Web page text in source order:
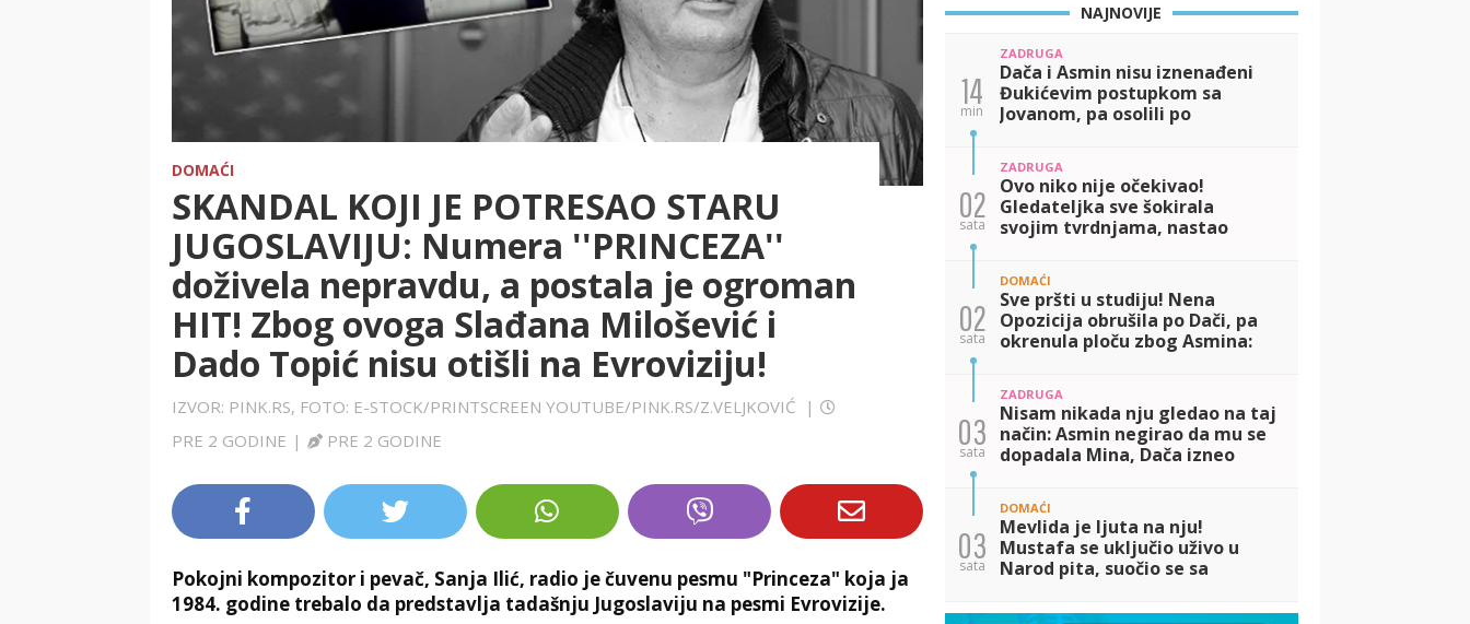
DOMAĆI
SKANDAL KOJI JE POTRESAO STARU
JUGOSLAVIJU: Numera ''PRINCEZA''
doživela nepravdu, a postala je ogroman
HIT! Zbog ovoga Slađana Milošević i
Dado Topić nisu otišli na Evroviziju!
IZVOR: PINK.RS, FOTO: E-STOCK/PRINTSCREEN YOUTUBE/PINK.RS/Z.VELJKOVIĆ
|
PRE 2 GODINE | PRE 2 GODINE
Pokojni kompozitor i pevač, Sanja Ilić, radio je čuvenu pesmu "Princeza" koja ja
1984. godine trebalo da predstavlja tadašnju Jugoslaviju na pesmi Evrovizije.
NAJNOVIJE
14
min
ZADRUGA
Dača i Asmin nisu iznenađeni
Đukićevim postupkom sa
Jovanom, pa osolili po
02
sata
ZADRUGA
Ovo niko nije očekivao!
Gledateljka sve šokirala
svojim tvrdnjama, nastao
intimne slike (VIDEO)
02
sata
DOMAĆI
Sve pršti u studiju! Nena
Opozicija obrušila po Dači, pa
okrenula ploču zbog Asmina:
03
sata
ZADRUGA
Nisam nikada nju gledao na taj
način: Asmin negirao da mu se
dopadala Mina, Dača izneo
03
sata
DOMAĆI
Mevlida je ljuta na nju!
Mustafa se uključio uživo u
Narod pita, suočio se sa
odnosu sa Majom! (VIDEO)